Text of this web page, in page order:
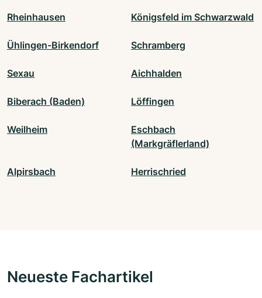
Rheinhausen Königsfeld im Schwarzwald
Ühlingen-Birkendorf Schramberg
Sexau Aichhalden
Biberach (Baden) Löffingen
Weilheim
Eschbach
(Markgräflerland)
Alpirsbach Herrischried
Neueste Fachartikel